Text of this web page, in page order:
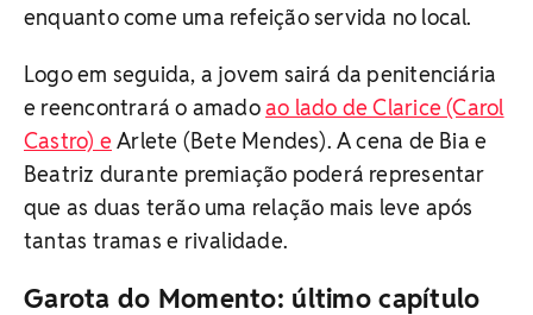
enquanto come uma refeição servida no local.
Logo em seguida, a jovem sairá da penitenciária
e reencontrará o amadoao lado de Clarice (Carol
Castro) e Arlete (Bete Mendes). A cena de Bia e
Beatriz durante premiação poderá representar
que as duas terão uma relação mais leve após
tantas tramas e rivalidade.
Garota do Momento: último capítulo